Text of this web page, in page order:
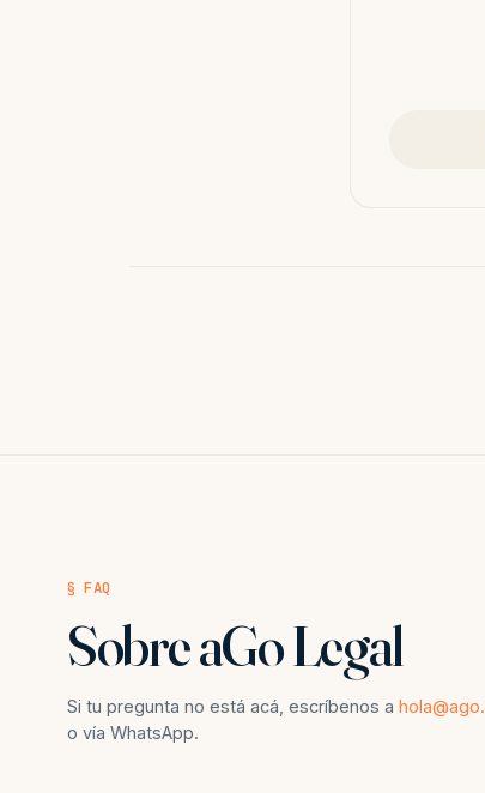
§ FAQ
Sobre aGo Legal
Si tu pregunta no está acá, escríbenos a
o vía WhatsApp.